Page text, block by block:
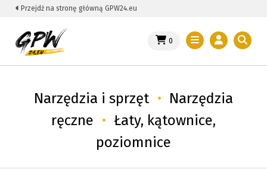
Przejdź na stronę główną GPW24.eu
0
Narzędzia i sprzęt • Narzędzia
ręczne • Łaty, kątownice,
poziomnice